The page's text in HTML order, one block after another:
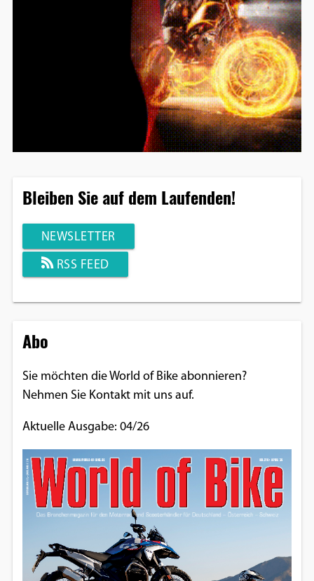
Bleiben Sie auf dem Laufenden!
NEWSLETTER
RSS FEED
Abo
Sie möchten die World of Bike abonnieren?
Nehmen Sie Kontakt mit uns auf.
Aktuelle Ausgabe: 04/26